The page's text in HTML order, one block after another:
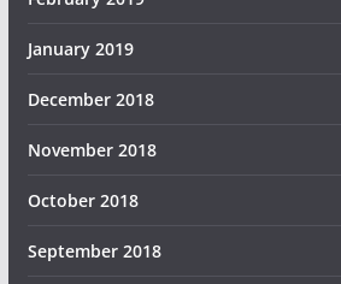
January 2019
December 2018
November 2018
October 2018
September 2018